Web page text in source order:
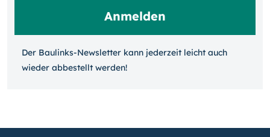
Der Baulinks-Newsletter kann jeder­zeit leicht auch
wieder ab­bestellt werden!